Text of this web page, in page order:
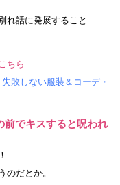
れ話に発展すること
ちら
敗しない服装＆コーデ・
でキスすると呪われ
のだとか。